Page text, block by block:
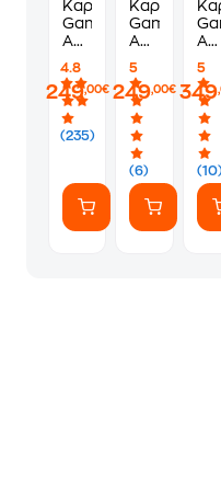
Καρέκλα
Gaming
Anda
Phantom
3
Υφασμάτινη
-
Ash
4.8
(235)
249,00€
Καρέκλα
Gaming
Anda
Phantom
3
από
Τεχνητό
Δέρμα
-
Cloudy
White
5
(6)
249,00€
T-
II
-
5
349